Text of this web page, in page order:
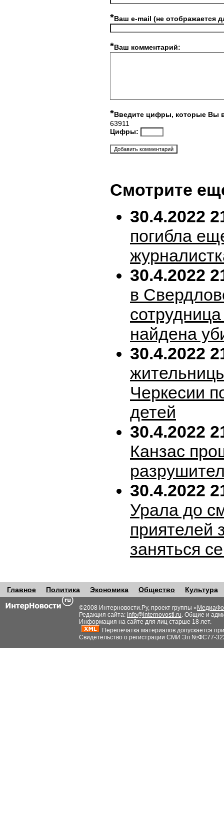
*Ваш e-mail (не отображается
*Ваш комментарий:
*Введите цифры, которые Вы
63911
Цифры:
Смотрите
30.4.2022
погибла
30.4.2022
в
найдена
30.4.2022
Черкесии
детей
30.4.2022
Канзас
30.4.2022
Урала до
приятелей
заняться
Главное Политика Экономика Общество Культура
©2008 Интерновости.Ру, проект группы «
Редакция сайта: info@internovosti.ru. Общие и
Информация на сайте для лиц старше 18 лет.
Перепечатка материалов допускается
Свидетельство о регистрации СМИ Эл №ФС77-